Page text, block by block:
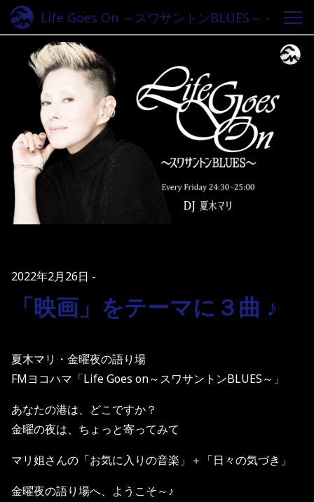
Life Goes On ～スワサントンBLUES～ -
Fm yokohama 84.7
2022年2月26日
「映画」をテーマに３曲 ♪
夏木マリ・金曜夜の語り場
FMヨコハマ「Life Goes on～スワサントンBLUES～」
あなたの港は、どこですか？
金曜の夜は、ちょっと寄ってみて
マリ姐さんの「お気に入りの音楽」＋「日々の気づき」
金曜夜の語り場へ、ようこそ～♪